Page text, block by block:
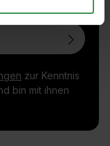
zur Kenntnis
bin mit ihnen